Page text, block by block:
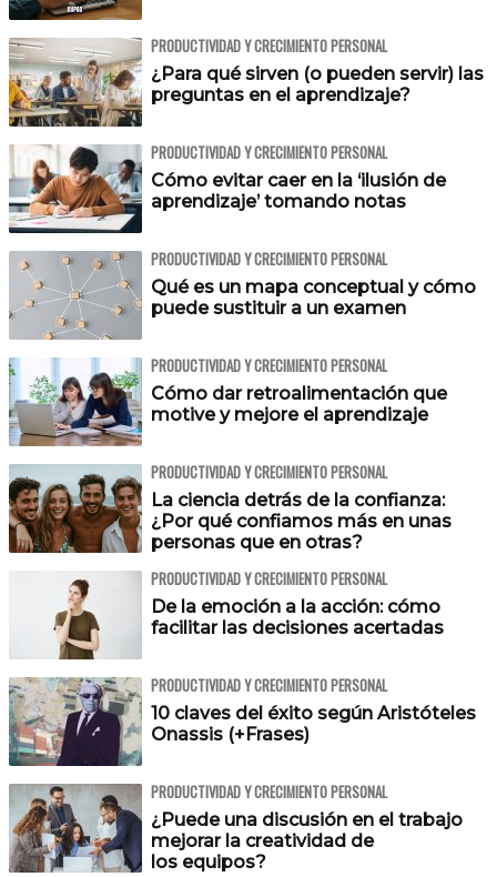
PRODUCTIVIDAD Y CRECIMIENTO PERSONAL
¿Para qué sirven (o pueden servir) las
preguntas en el aprendizaje?
PRODUCTIVIDAD Y CRECIMIENTO PERSONAL
Cómo evitar caer en la ‘ilusión de
aprendizaje’ tomando notas
PRODUCTIVIDAD Y CRECIMIENTO PERSONAL
Qué es un mapa conceptual y cómo
puede sustituir a un examen
PRODUCTIVIDAD Y CRECIMIENTO PERSONAL
Cómo dar retroalimentación que
motive y mejore el aprendizaje
PRODUCTIVIDAD Y CRECIMIENTO PERSONAL
La ciencia detrás de la confianza:
¿Por qué confiamos más en unas
personas que en otras?
PRODUCTIVIDAD Y CRECIMIENTO PERSONAL
De la emoción a la acción: cómo
facilitar las decisiones acertadas
PRODUCTIVIDAD Y CRECIMIENTO PERSONAL
10 claves del éxito según Aristóteles
Onassis (+Frases)
PRODUCTIVIDAD Y CRECIMIENTO PERSONAL
¿Puede una discusión en el trabajo
mejorar la creatividad de
los equipos?